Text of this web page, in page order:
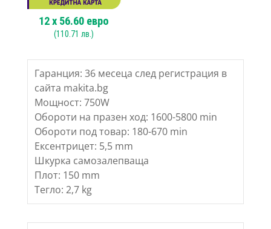
12x 56.60 евро
(110.71 лв.)
Гаранция: 36 месеца след регистрация в
сайта makita.bg
Мощност: 750W
Обороти на празен ход: 1600-5800 min
Обороти под товар: 180-670 min
Ексентрицет: 5,5 mm
Шкурка самозалепваща
Плот: 150 mm
Тегло: 2,7 kg